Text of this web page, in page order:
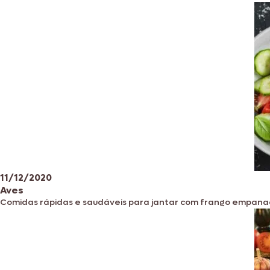
11/12/2020
Aves
Comidas rápidas e saudáveis para jantar com frango